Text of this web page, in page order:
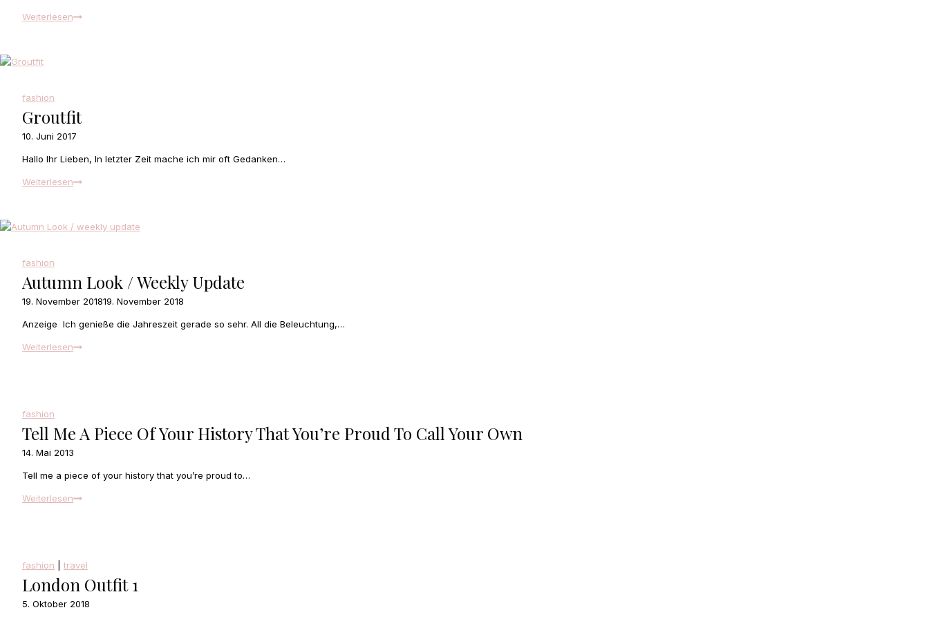
WeiterlesenThings
fashion
Groutfit
10. Juni 2017
Hallo Ihr Lieben, In letzter Zeit mache ich mir oft Gedanken…
WeiterlesenGroutfit
fashion
Autumn Look / Weekly Update
19. November 201819. November 2018
Anzeige Ich genieße die Jahreszeit gerade so sehr. All die Beleuchtung,…
WeiterlesenAutumn
fashion
Tell Me A Piece Of Your History That You’re Proud To Call Your Own
14. Mai 2013
Tell me a piece of your history that you’re proud to…
WeiterlesenTell
your
history
that
you’re
fashion travel
London Outfit 1
5. Oktober 2018